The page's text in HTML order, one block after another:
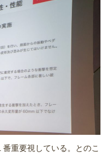
重要視している。とのこ